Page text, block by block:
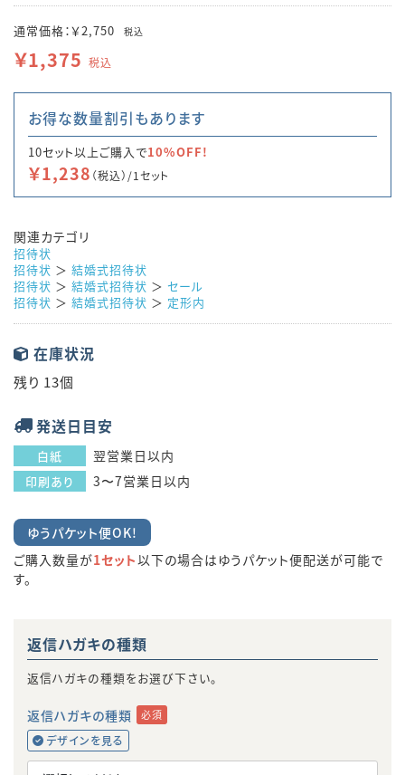
通常価格：￥2,750 税込
￥1,375 税込
お得な数量割引もあります
10セット以上ご購入で10%OFF!
￥1,238 （税込）/1セット
関連カテゴリ
招待状
招待状 ＞ 結婚式招待状
招待状 ＞ 結婚式招待状 ＞ セール
招待状 ＞ 結婚式招待状 ＞ 定形内
在庫状況
残り 13個
発送日目安
白紙 翌営業日以内
印刷あり 3〜7営業日以内
ゆうパケット便OK!
ご購入数量が1セット以下の場合はゆうパケット便配送が可能で
す。
返信ハガキの種類
返信ハガキの種類をお選び下さい。
返信ハガキの種類 必須
デザインを見る